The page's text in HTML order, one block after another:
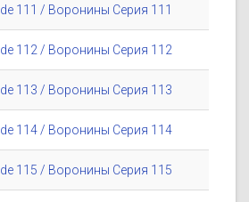
111 / Воронины Серия 111
112 / Воронины Серия 112
113 / Воронины Серия 113
114 / Воронины Серия 114
115 / Воронины Серия 115